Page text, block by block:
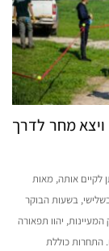
מחר לדרך
לקיים אותה, מאות
בשעות הבוקר
יהוו תפאורה
התחרות כוללת